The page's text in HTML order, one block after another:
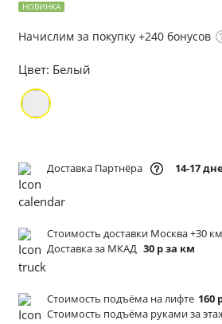
НОВИНКА
Начислим за покупку +240 бонусов
Цвет: Белый
Доставка Партнёра 14-17
Стоимость доставки Москва +30
Доставка за МКАД 30 р за км
Стоимость подъёма на лифте 160
Стоимость подъёма руками за